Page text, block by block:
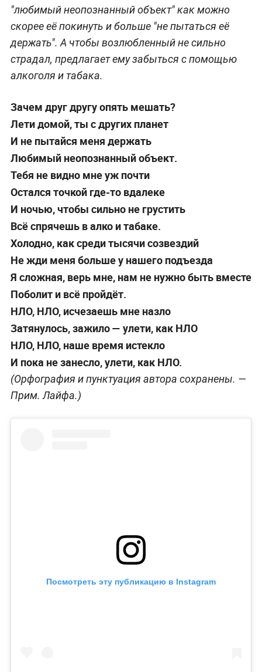
"любимый неопознанный объект" как можно
скорее её покинуть и больше "не пытаться её
держать". А чтобы возлюбленный не сильно
страдал, предлагает ему забыться с помощью
алкоголя и табака.
Зачем друг другу опять мешать?
Лети домой, ты с других планет
И не пытайся меня держать
Любимый неопознанный объект.
Тебя не видно мне уж почти
Остался точкой где-то вдалеке
И ночью, чтобы сильно не грустить
Всё спрячешь в алко и табаке.
Холодно, как среди тысячи созвездий
Не жди меня больше у нашего подъезда
Я сложная, верь мне, нам не нужно быть вместе
Поболит и всё пройдёт.
НЛО, НЛО, исчезаешь мне назло
Затянулось, зажило — улети, как НЛО
НЛО, НЛО, наше время истекло
И пока не занесло, улети, как НЛО.
(Орфография и пунктуация автора сохранены. —
Прим. Лайфа.)
Посмотреть эту публикацию в Instagram